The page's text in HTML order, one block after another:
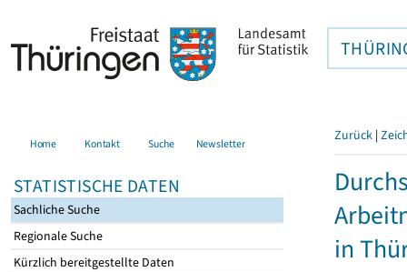
Home Kontakt Suche Newsletter
STATISTISCHE DATEN
Sachliche Suche
Regionale Suche
Kürzlich bereitgestellte Daten
Zurück |
in